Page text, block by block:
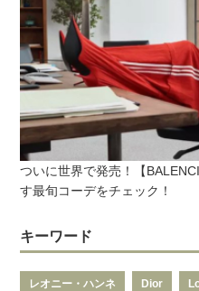
ついに世界で発売！【
す最旬コーデをチェック！
キーワード
レオニー・ハンネ Dior